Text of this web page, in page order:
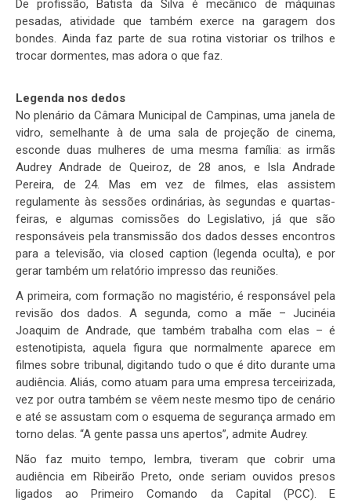
De profissão, Batista da Silva é mecânico de máquinas
pesadas, atividade que também exerce na garagem dos
bondes. Ainda faz parte de sua rotina vistoriar os trilhos e
trocar dormentes, mas adora o que faz.
Legenda nos dedos
No plenário da Câmara Municipal de Campinas, uma janela de
vidro, semelhante à de uma sala de projeção de cinema,
esconde duas mulheres de uma mesma família: as irmãs
Audrey Andrade de Queiroz, de 28 anos, e Isla Andrade
Pereira, de 24. Mas em vez de filmes, elas assistem
regulamente às sessões ordinárias, às segundas e quartas-
feiras, e algumas comissões do Legislativo, já que são
responsáveis pela transmissão dos dados desses encontros
para a televisão, via closed caption (legenda oculta), e por
gerar também um relatório impresso das reuniões.
A primeira, com formação no magistério, é responsável pela
revisão dos dados. A segunda, como a mãe – Jucinéia
Joaquim de Andrade, que também trabalha com elas – é
estenotipista, aquela figura que normalmente aparece em
filmes sobre tribunal, digitando tudo o que é dito durante uma
audiência. Aliás, como atuam para uma empresa terceirizada,
vez por outra também se vêem neste mesmo tipo de cenário
e até se assustam com o esquema de segurança armado em
torno delas. “A gente passa uns apertos”, admite Audrey.
Não faz muito tempo, lembra, tiveram que cobrir uma
audiência em Ribeirão Preto, onde seriam ouvidos presos
ligados ao Primeiro Comando da Capital (PCC). E